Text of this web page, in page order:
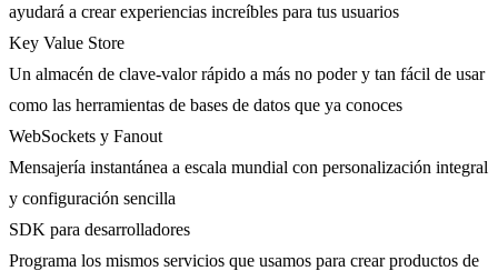
ayudará a crear experiencias increíbles para tus usuarios
Key Value Store
Un almacén de clave-valor rápido a más no poder y tan fácil de usar
como las herramientas de bases de datos que ya conoces
WebSockets y Fanout
Mensajería instantánea a escala mundial con personalización integral
y configuración sencilla
SDK para desarrolladores
Programa los mismos servicios que usamos para crear productos de